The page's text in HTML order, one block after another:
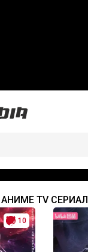
АНИМЕ TV СЕРИАЛ
10